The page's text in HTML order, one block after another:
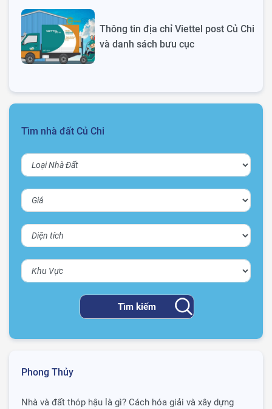
Thông tin địa chỉ Viettel post Củ Chi
và danh sách bưu cục
Tìm nhà đất Củ Chi
Phong Thủy
Nhà và đất thóp hậu là gì? Cách hóa giải và xây dựng